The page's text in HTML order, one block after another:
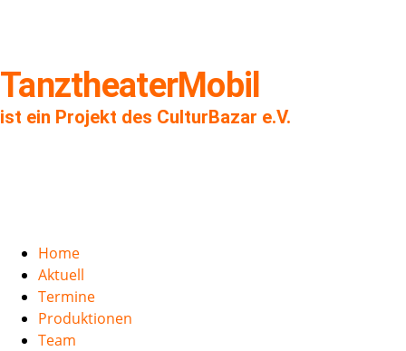
TanztheaterMobil
ist ein Projekt des CulturBazar e.V.
Home
Aktuell
Termine
Produktionen
Team